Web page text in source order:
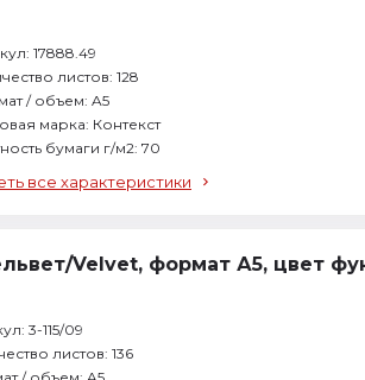
17888.49
листов: 128
/ объем: A5
марка: Контекст
бумаги г/м2: 70
все характеристики
Velvet, формат А5, цвет
3-115/09
листов: 136